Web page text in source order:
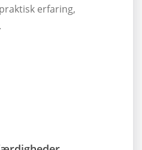
erfaring,